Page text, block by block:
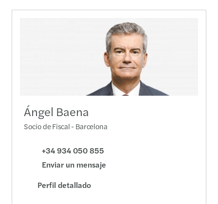
Ángel Baena
Socio de Fiscal - Barcelona
+34 934 050 855
Enviar un mensaje
Perfil detallado